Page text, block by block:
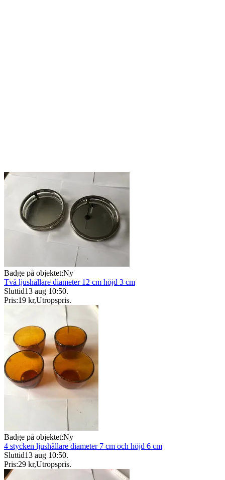
Badge på objektet:Ny
Två ljushållare diameter 12 cm höjd 3 cm
Sluttid13 aug 10:50.
Pris:19 kr,Utropspris.
Badge på objektet:Ny
4 stycken ljushållare diameter 7 cm och höjd 6 cm
Sluttid13 aug 10:50.
Pris:29 kr,Utropspris.